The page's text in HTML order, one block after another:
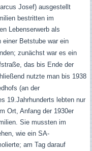
Josef) ausgestellt
bestritten im
Lebenserwerb als
einer Betstube war ein
zunächst war es ein
das bis Ende der
nutzte man bis 1938
(an der
19.Jahrhunderts lebten nur
Ort, Anfang der 1930er
Sie mussten im
wie ein SA-
am Tag darauf